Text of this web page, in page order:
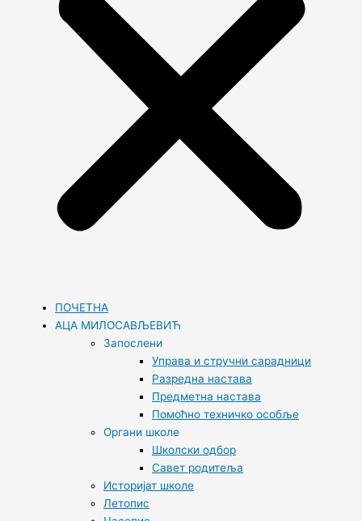
ПОЧЕТНА
АЦА МИЛОСАВЉЕВИЋ
Запослени
Управа и стручни сарадници
Разредна настава
Предметна настава
Помоћно техничко особље
Органи школе
Школски одбор
Савет родитеља
Историјат школе
Летопис